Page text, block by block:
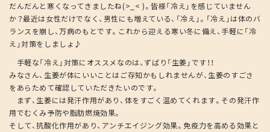
だんだんと寒くなってきましたね(>_< )。皆様「冷え」を感じていません
か？最近は女性だけでなく、男性にも増えている、「冷え」。「冷え」は体のバ
ランスを崩し、万病のもとです。これから迎える寒い冬に備え、手軽に「冷
え」対策をしましょ♪
手軽な「冷え」対策にオススメなのは、ずばり「生姜」です！！
みなさん、生姜が体にいいことはご存知かもしれませんが、生姜のすごさ
をあらためて確認していただきたいのです。
まず、生姜には発汗作用があり、体をすごく温めてくれます。その発汗作
用でむくみ予防や脂肪燃焼効果。
そして、抗酸化作用があり、アンチエイジング効果。免疫力を高める効果と